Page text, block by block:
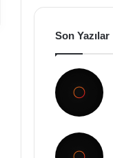
Son Yazılar